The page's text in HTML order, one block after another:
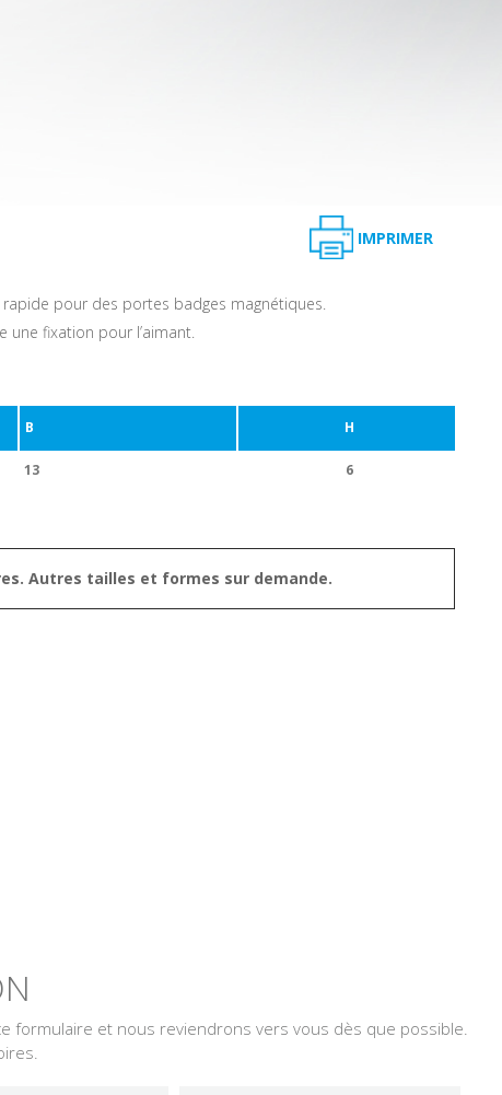
IMPRIMER
rapide pour des portes badges magnétiques.
une fixation pour l’aimant.
B H
13 6
Autres tailles et formes sur demande.
formulaire et nous reviendrons vers vous dès que possible.